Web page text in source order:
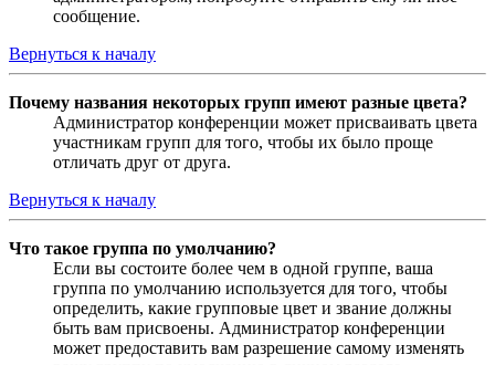
сообщение.
Вернуться к началу
Почему названия некоторых групп имеют разные цвета?
Администратор конференции может присваивать цвета
участникам групп для того, чтобы их было проще
отличать друг от друга.
Вернуться к началу
Что такое группа по умолчанию?
Если вы состоите более чем в одной группе, ваша
группа по умолчанию используется для того, чтобы
определить, какие групповые цвет и звание должны
быть вам присвоены. Администратор конференции
может предоставить вам разрешение самому изменять